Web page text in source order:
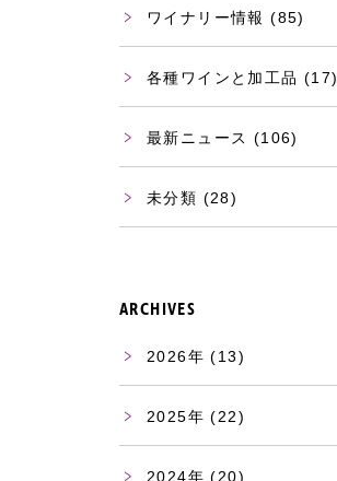
ワイナリー情報 (85)
各種ワインと加工品 (17)
最新ニュース (106)
未分類 (28)
ARCHIVES
2026 (13)
2025 (22)
2024 (20)